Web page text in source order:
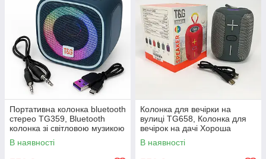
Портативна колонка bluetooth
стерео TG359, Bluetooth
колонка зі світловою музикою
QC-55
В наявності
Колонка для вечірки на
вулиці TG658, Колонка для
вечірок на дачі Хороша
музики KA-27
В наявності